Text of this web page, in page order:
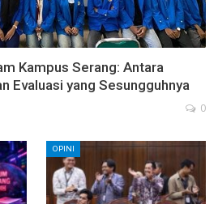
Kampus Serang: Antara
Evaluasi yang Sesungguhnya
0
OPINI